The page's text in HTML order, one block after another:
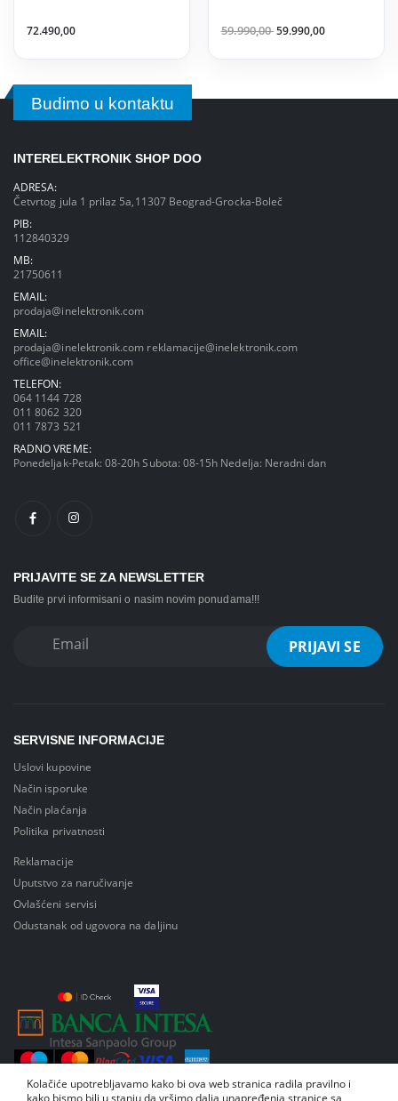
72.490,00 59.990,0059.990,00
Budimo u kontaktu
INTERELEKTRONIK SHOP DOO
ADRESA:
Četvrtog jula 1 prilaz 5a,11307 Beograd-Grocka-Boleč
PIB:
112840329
MB:
21750611
EMAIL:
prodaja@inelektronik.com
EMAIL:
prodaja@inelektronik.com reklamacije@inelektronik.com
office@inelektronik.com
TELEFON:
064 1144 728
011 8062 320
011 7873 521
RADNO VREME:
Ponedeljak-Petak: 08-20h Subota: 08-15h Nedelja: Neradni dan
PRIJAVITE SE ZA NEWSLETTER
Budite prvi informisani o nasim novim ponudama!!!
SERVISNE INFORMACIJE
Uslovi kupovine
Način isporuke
Način plaćanja
Politika privatnosti
Reklamacije
Uputstvo za naručivanje
Ovlašćeni servisi
Odustanak od ugovora na daljinu
Kolačiće upotrebljavamo kako bi ova web stranica radila pravilno i
kako bismo bili u stanju da vršimo dalja unapređenja stranice sa